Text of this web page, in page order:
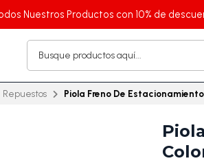
Nuestros Productos con 10% de
Repuestos Piola Freno De